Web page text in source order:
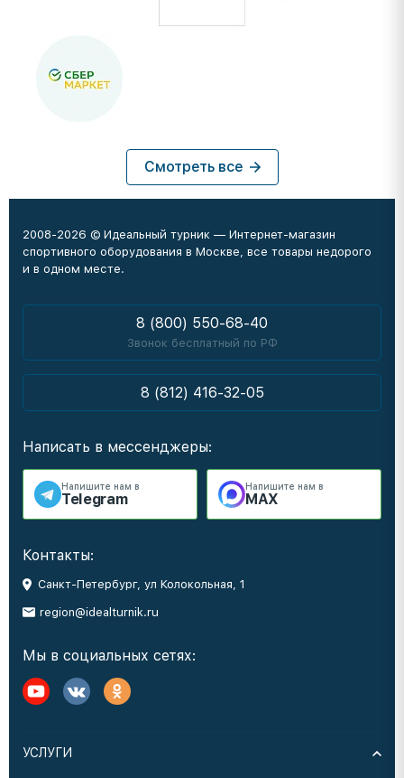
Смотреть все
2008-2026 © Идеальный турник — Интернет-магазин
спортивного оборудования в Москве, все товары недорого
и в одном месте.
8 (800) 550-68-40
Звонок бесплатный по РФ
8 (812) 416-32-05
Написать в мессенджеры:
Напишите нам в
Telegram
Напишите нам в
MAX
Контакты:
Санкт-Петербург, ул Колокольная, 1
region@idealturnik.ru
Мы в социальных сетях:
УСЛУГИ